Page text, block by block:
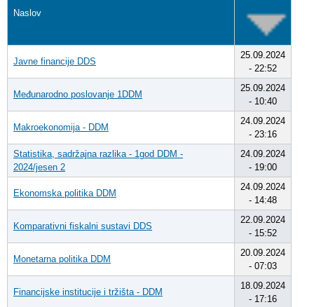
Naslov
Javne financije DDS
25.09.2024
- 22:52
Međunarodno poslovanje 1DDM
25.09.2024
- 10:40
Makroekonomija - DDM
24.09.2024
- 23:16
Statistika, sadržajna razlika - 1god DDM -
2024/jesen 2
24.09.2024
- 19:00
Ekonomska politika DDM
24.09.2024
- 14:48
Komparativni fiskalni sustavi DDS
22.09.2024
- 15:52
Monetarna politika DDM
20.09.2024
- 07:03
Financijske institucije i tržišta - DDM
18.09.2024
- 17:16